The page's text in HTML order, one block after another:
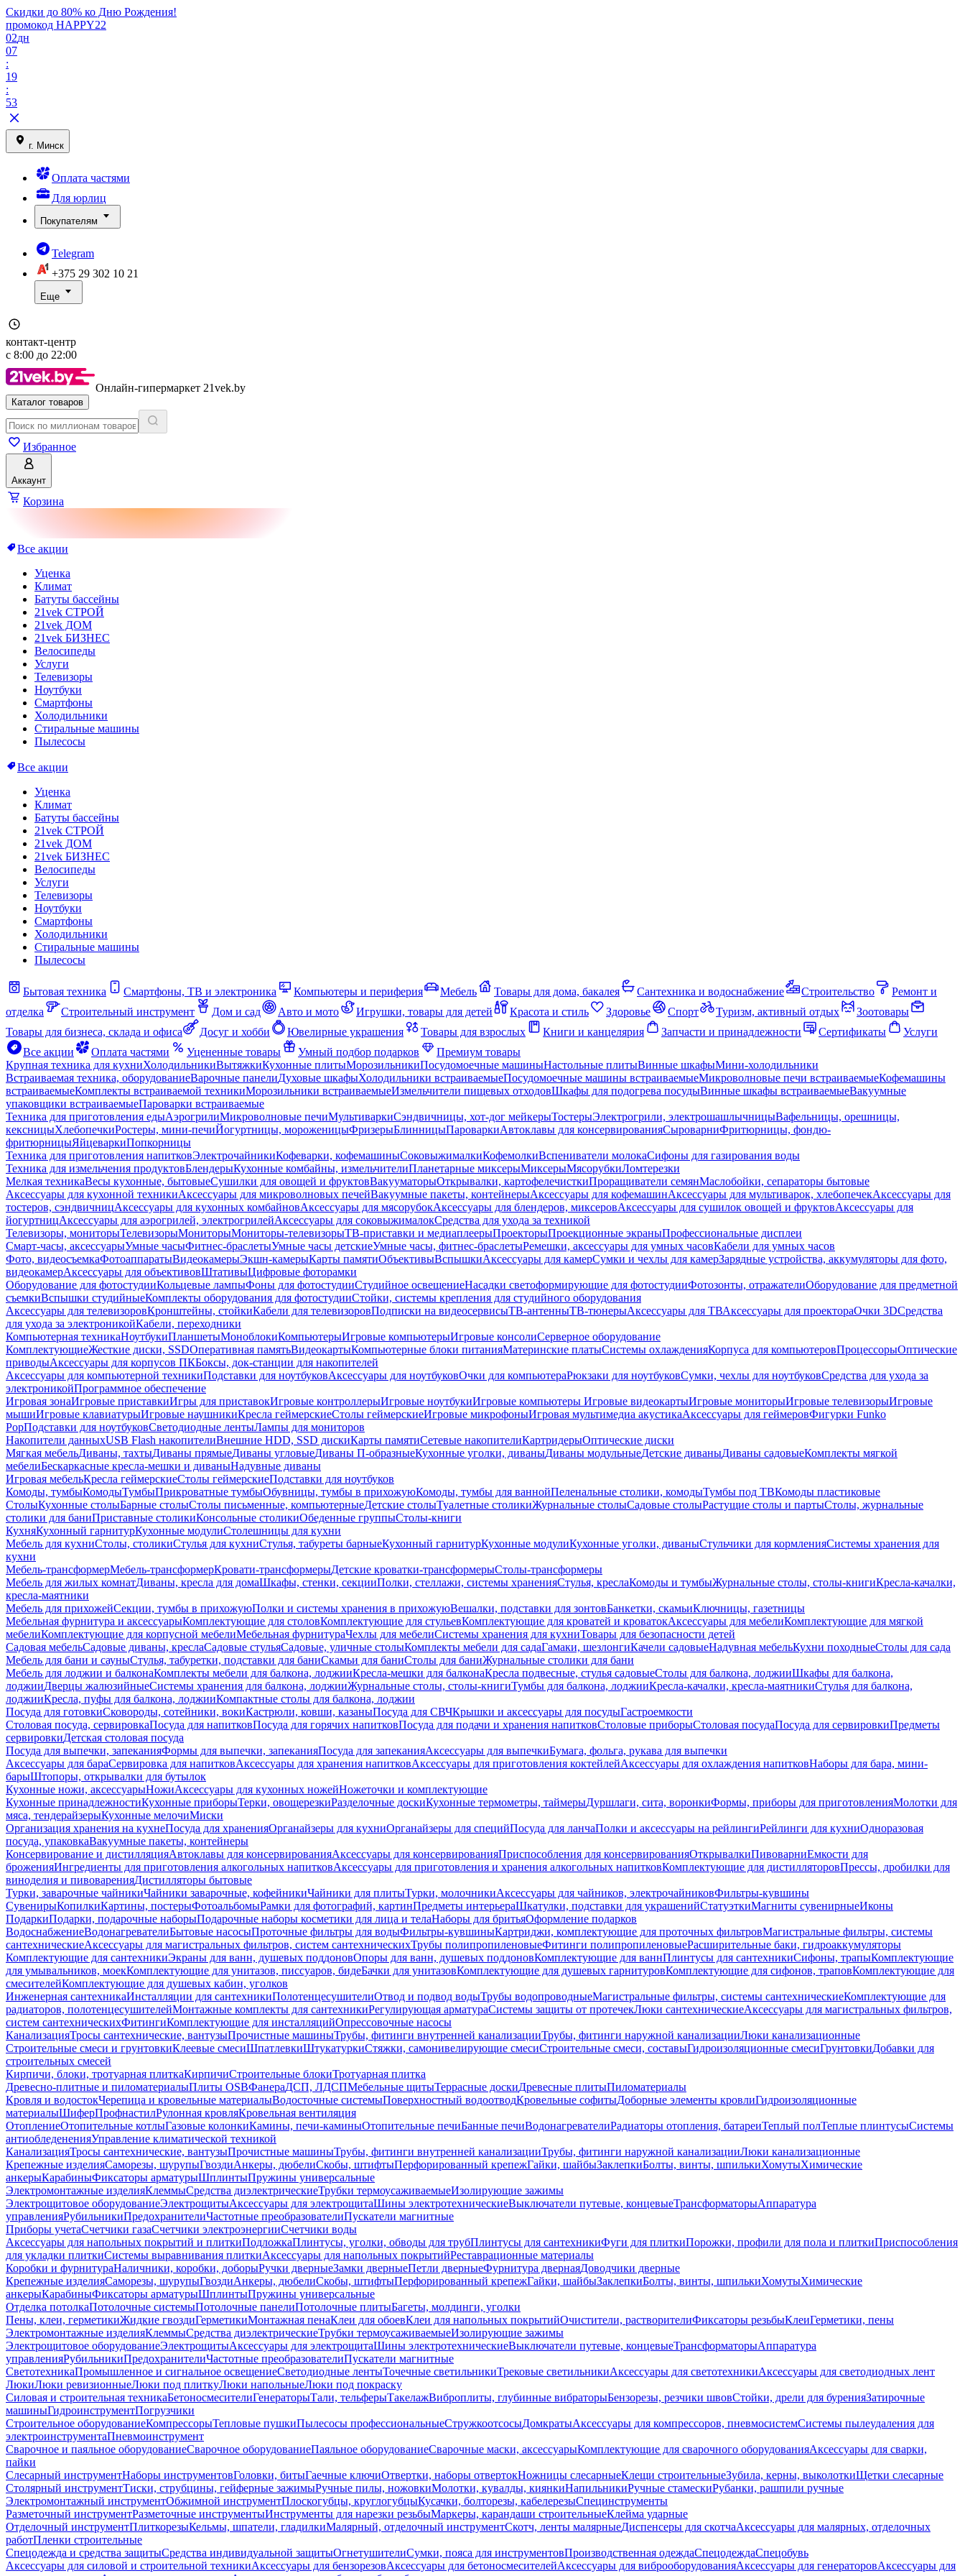
Скидки до 80% ко Дню Рождения!
промокод HAPPY22
02дн
07
:
19
:
53
г. Минск
Оплата частями
Для юрлиц
Покупателям
Telegram
+375 29 302 10 21
Еще
контакт-центр
с 8:00 до 22:00
Онлайн-гипермаркет 21vek.by
Каталог товаров
Избранное
Аккаунт
Корзина
Все акции
Уценка
Климат
Батуты бассейны
21vek СТРОЙ
21vek ДОМ
21vek БИЗНЕС
Велосипеды
Услуги
Телевизоры
Ноутбуки
Смартфоны
Холодильники
Стиральные машины
Пылесосы
Все акции
Уценка
Климат
Батуты бассейны
21vek СТРОЙ
21vek ДОМ
21vek БИЗНЕС
Велосипеды
Услуги
Телевизоры
Ноутбуки
Смартфоны
Холодильники
Стиральные машины
Пылесосы
Бытовая техника Смартфоны, ТВ и электроника Компьютеры и периферия Мебель Товары для дома, бакалея Сантехника и водоснабжение Строительство
Ремонт и
отделка
Строительный инструмент Дом и сад Авто и мото Игрушки, товары для детей Красота и стиль Здоровье Спорт Туризм, активный отдых
Зоотовары
Товары для бизнеса, склада и офиса
Досуг и хобби Ювелирные украшения Товары для взрослых Книги и канцелярия Запчасти и принадлежности Сертификаты
Услуги
Все акции
Оплата частями Уцененные товары Умный подбор подарков
Премиум товары
Крупная техника для кухниХолодильникиВытяжкиКухонные плитыМорозильникиПосудомоечные машиныНастольные плитыВинные шкафыМини-холодильники
Встраиваемая техника, оборудованиеВарочные панелиДуховые шкафыХолодильники встраиваемыеПосудомоечные машины встраиваемыеМикроволновые печи встраиваемыеКофемашины
встраиваемыеКомплекты встраиваемой техникиМорозильники встраиваемыеИзмельчители пищевых отходовШкафы для подогрева посудыВинные шкафы встраиваемыеВакуумные
упаковщики встраиваемыеПароварки встраиваемые
Техника для приготовления едыАэрогрилиМикроволновые печиМультиваркиСэндвичницы, хот-дог мейкерыТостерыЭлектрогрили, электрошашлычницыВафельницы, орешницы,
кексницыХлебопечкиРостеры, мини-печиЙогуртницы, мороженицыФризерыБлинницыПароваркиАвтоклавы для консервированияСыроварниФритюрницы, фондю-
фритюрницыЯйцеваркиПопкорницы
Техника для приготовления напитковЭлектрочайникиКофеварки, кофемашиныСоковыжималкиКофемолкиВспениватели молокаСифоны для газирования воды
Техника для измельчения продуктовБлендерыКухонные комбайны, измельчителиПланетарные миксерыМиксерыМясорубкиЛомтерезки
Мелкая техникаВесы кухонные, бытовыеСушилки для овощей и фруктовВакууматорыОткрывалки, картофелечисткиПроращиватели семянМаслобойки, сепараторы бытовые
Аксессуары для кухонной техникиАксессуары для микроволновых печейВакуумные пакеты, контейнерыАксессуары для кофемашинАксессуары для мультиварок, хлебопечекАксессуары для
тостеров, сэндвичницАксессуары для кухонных комбайновАксессуары для мясорубокАксессуары для блендеров, миксеровАксессуары для сушилок овощей и фруктовАксессуары для
йогуртницАксессуары для аэрогрилей, электрогрилейАксессуары для соковыжималокСредства для ухода за техникой
Телевизоры, мониторыТелевизорыМониторыМониторы-телевизорыТВ-приставки и медиаплеерыПроекторыПроекционные экраныПрофессиональные дисплеи
Смарт-часы, аксессуарыУмные часыФитнес-браслетыУмные часы детскиеУмные часы, фитнес-браслетыРемешки, аксессуары для умных часовКабели для умных часов
Фото, видеосъемкаФотоаппаратыВидеокамерыЭкшн-камерыКарты памятиОбъективыВспышкиАксессуары для камерСумки и чехлы для камерЗарядные устройства, аккумуляторы для фото,
видеокамерАксессуары для объективовШтативыЦифровые фоторамки
Оборудование для фотостудииКольцевые лампыФоны для фотостудииСтудийное освещениеНасадки светоформирующие для фотостудииФотозонты, отражателиОборудование для предметной
съемкиВспышки студийныеКомплекты оборудования для фотостудииСтойки, системы крепления для студийного оборудования
Аксессуары для телевизоровКронштейны, стойкиКабели для телевизоровПодписки на видеосервисыТВ-антенныТВ-тюнерыАксессуары для ТВАксессуары для проектораОчки 3DСредства
для ухода за электроникойКабели, переходники
Компьютерная техникаНоутбукиПланшетыМоноблокиКомпьютерыИгровые компьютерыИгровые консолиСерверное оборудование
КомплектующиеЖесткие диски, SSDОперативная памятьВидеокартыКомпьютерные блоки питанияМатеринские платыСистемы охлажденияКорпуса для компьютеровПроцессорыОптические
приводыАксессуары для корпусов ПКБоксы, док-станции для накопителей
Аксессуары для компьютерной техникиПодставки для ноутбуковАксессуары для ноутбуковОчки для компьютераРюкзаки для ноутбуковСумки, чехлы для ноутбуковСредства для ухода за
электроникойПрограммное обеспечение
Игровая зонаИгровые приставкиИгры для приставокИгровые контроллерыИгровые ноутбукиИгровые компьютеры Игровые видеокартыИгровые мониторыИгровые телевизорыИгровые
мышиИгровые клавиатурыИгровые наушникиКресла геймерскиеСтолы геймерскиеИгровые микрофоныИгровая мультимедиа акустикаАксессуары для геймеровФигурки Funko
PopПодставки для ноутбуковСветодиодные лентыЛампы для мониторов
Накопители данныхUSB Flash накопителиВнешние HDD, SSD дискиКарты памятиСетевые накопителиКартридерыОптические диски
Мягкая мебельДиваны, тахтыДиваны прямыеДиваны угловыеДиваны П-образныеКухонные уголки, диваныДиваны модульныеДетские диваныДиваны садовыеКомплекты мягкой
мебелиБескаркасные кресла-мешки и диваныНадувные диваны
Игровая мебельКресла геймерскиеСтолы геймерскиеПодставки для ноутбуков
Комоды, тумбыКомодыТумбыПрикроватные тумбыОбувницы, тумбы в прихожуюКомоды, тумбы для ваннойПеленальные столики, комодыТумбы под ТВКомоды пластиковые
СтолыКухонные столыБарные столыСтолы письменные, компьютерныеДетские столыТуалетные столикиЖурнальные столыСадовые столыРастущие столы и партыСтолы, журнальные
столики для баниПриставные столикиКонсольные столикиОбеденные группыСтолы-книги
КухняКухонный гарнитурКухонные модулиСтолешницы для кухни
Мебель для кухниСтолы, столикиСтулья для кухниСтулья, табуреты барныеКухонный гарнитурКухонные модулиКухонные уголки, диваныСтульчики для кормленияСистемы хранения для
кухни
Мебель-трансформерМебель-трансформерКровати-трансформерыДетские кроватки-трансформерыСтолы-трансформеры
Мебель для жилых комнатДиваны, кресла для домаШкафы, стенки, секцииПолки, стеллажи, системы храненияСтулья, креслаКомоды и тумбыЖурнальные столы, столы-книгиКресла-качалки,
кресла-маятники
Мебель для прихожейСекции, тумбы в прихожуюПолки и системы хранения в прихожуюВешалки, подставки для зонтовБанкетки, скамьиКлючницы, газетницы
Мебельная фурнитура и аксессуарыКомплектующие для столовКомплектующие для стульевКомплектующие для кроватей и кроватокАксессуары для мебелиКомплектующие для мягкой
мебелиКомплектующие для корпусной мебелиМебельная фурнитураЧехлы для мебелиСистемы хранения для кухниТовары для безопасности детей
Садовая мебельСадовые диваны, креслаСадовые стульяСадовые, уличные столыКомплекты мебели для садаГамаки, шезлонгиКачели садовыеНадувная мебельКухни походныеСтолы для сада
Мебель для бани и сауныСтулья, табуретки, подставки для баниСкамьи для баниСтолы для баниЖурнальные столики для бани
Мебель для лоджии и балконаКомплекты мебели для балкона, лоджииКресла-мешки для балконаКресла подвесные, стулья садовыеСтолы для балкона, лоджииШкафы для балкона,
лоджииДверцы жалюзийныеСистемы хранения для балкона, лоджииЖурнальные столы, столы-книгиТумбы для балкона, лоджииКресла-качалки, кресла-маятникиСтулья для балкона,
лоджииКресла, пуфы для балкона, лоджииКомпактные столы для балкона, лоджии
Посуда для готовкиСковороды, сотейники, вокиКастрюли, ковши, казаныПосуда для СВЧКрышки и аксессуары для посудыГастроемкости
Столовая посуда, сервировкаПосуда для напитковПосуда для горячих напитковПосуда для подачи и хранения напитковСтоловые приборыСтоловая посудаПосуда для сервировкиПредметы
сервировкиДетская столовая посуда
Посуда для выпечки, запеканияФормы для выпечки, запеканияПосуда для запеканияАксессуары для выпечкиБумага, фольга, рукава для выпечки
Аксессуары для бараСервировка для напитковАксессуары для хранения напитковАксессуары для приготовления коктейлейАксессуары для охлаждения напитковНаборы для бара, мини-
барыШтопоры, открывалки для бутылок
Кухонные ножи, аксессуарыНожиАксессуары для кухонных ножейНожеточки и комплектующие
Кухонные принадлежностиКухонные приборыТерки, овощерезкиРазделочные доскиКухонные термометры, таймерыДуршлаги, сита, воронкиФормы, приборы для приготовленияМолотки для
мяса, тендерайзерыКухонные мелочиМиски
Организация хранения на кухнеПосуда для храненияОрганайзеры для кухниОрганайзеры для специйПосуда для ланчаПолки и аксессуары на рейлингиРейлинги для кухниОдноразовая
посуда, упаковкаВакуумные пакеты, контейнеры
Консервирование и дистилляцияАвтоклавы для консервированияАксессуары для консервированияПриспособления для консервированияОткрывалкиПивоварниЕмкости для
броженияИнгредиенты для приготовления алкогольных напитковАксессуары для приготовления и хранения алкогольных напитковКомплектующие для дистилляторовПрессы, дробилки для
виноделия и пивоваренияДистилляторы бытовые
Турки, заварочные чайникиЧайники заварочные, кофейникиЧайники для плитыТурки, молочникиАксессуары для чайников, электрочайниковФильтры-кувшины
СувенирыКопилкиКартины, постерыФотоальбомыРамки для фотографий, картинПредметы интерьераШкатулки, подставки для украшенийСтатуэткиМагниты сувенирныеИконы
ПодаркиПодарки, подарочные наборыПодарочные наборы косметики для лица и телаНаборы для бритьяОформление подарков
ВодоснабжениеВодонагревателиБытовые насосыПроточные фильтры для водыФильтры-кувшиныКартриджи, комплектующие для проточных фильтровМагистральные фильтры, системы
сантехническиеАксессуары для магистральных фильтров, систем сантехническихТрубы полипропиленовыеФитинги полипропиленовыеРасширительные баки, гидроаккумуляторы
Комплектующие для сантехникиЭкраны для ванн, душевых поддоновОпоры для ванн, душевых поддоновКомплектующие для ваннПлинтусы для сантехникиСифоны, трапыКомплектующие
для умывальников, моекКомплектующие для унитазов, писсуаров, бидеБачки для унитазовКомплектующие для душевых гарнитуровКомплектующие для сифонов, траповКомплектующие для
смесителейКомплектующие для душевых кабин, уголков
Инженерная сантехникаИнсталляции для сантехникиПолотенцесушителиОтвод и подвод водыТрубы водопроводныеМагистральные фильтры, системы сантехническиеКомплектующие для
радиаторов, полотенцесушителейМонтажные комплекты для сантехникиРегулирующая арматураСистемы защиты от протечекЛюки сантехническиеАксессуары для магистральных фильтров,
систем сантехническихФитингиКомплектующие для инсталляцийОпрессовочные насосы
КанализацияТросы сантехнические, вантузыПрочистные машиныТрубы, фитинги внутренней канализацииТрубы, фитинги наружной канализацииЛюки канализационные
Строительные смеси и грунтовкиКлеевые смесиШпатлевкиШтукатуркиСтяжки, самонивелирующие смесиСтроительные смеси, составыГидроизоляционные смесиГрунтовкиДобавки для
строительных смесей
Кирпичи, блоки, тротуарная плиткаКирпичиСтроительные блокиТротуарная плитка
Древесно-плитные и пиломатериалыПлиты OSBФанераДСП, ЛДСПМебельные щитыТеррасные доскиДревесные плитыПиломатериалы
Кровля и водостокЧерепица и кровельные материалыВодосточные системыПоверхностный водоотводКровельные софитыДоборные элементы кровлиГидроизоляционные
материалыШиферПрофнастилРулонная кровляКровельная вентиляция
ОтоплениеОтопительные котлыГазовые колонкиКамины, печи-каминыОтопительные печиБанные печиВодонагревателиРадиаторы отопления, батареиТеплый полТеплые плинтусыСистемы
антиобледененияУправление климатической техникой
КанализацияТросы сантехнические, вантузыПрочистные машиныТрубы, фитинги внутренней канализацииТрубы, фитинги наружной канализацииЛюки канализационные
Крепежные изделияСаморезы, шурупыГвоздиАнкеры, дюбелиСкобы, штифтыПерфорированный крепежГайки, шайбыЗаклепкиБолты, винты, шпилькиХомутыХимические
анкерыКарабиныФиксаторы арматурыШплинтыПружины универсальные
Электромонтажные изделияКлеммыСредства диэлектрическиеТрубки термоусаживаемыеИзолирующие зажимы
Электрощитовое оборудованиеЭлектрощитыАксессуары для электрощитаШины электротехническиеВыключатели путевые, концевыеТрансформаторыАппаратура
управленияРубильникиПредохранителиЧастотные преобразователиПускатели магнитные
Приборы учетаСчетчики газаСчетчики электроэнергииСчетчики воды
Аксессуары для напольных покрытий и плиткиПодложкаПлинтусы, уголки, обводы для трубПлинтусы для сантехникиФуги для плиткиПорожки, профили для пола и плиткиПриспособления
для укладки плиткиСистемы выравнивания плиткиАксессуары для напольных покрытийРеставрационные материалы
Коробки и фурнитураНаличники, коробки, доборыРучки дверныеЗамки дверныеПетли дверныеФурнитура двернаяДоводчики дверные
Крепежные изделияСаморезы, шурупыГвоздиАнкеры, дюбелиСкобы, штифтыПерфорированный крепежГайки, шайбыЗаклепкиБолты, винты, шпилькиХомутыХимические
анкерыКарабиныФиксаторы арматурыШплинтыПружины универсальные
Отделка потолкаПотолочные системыПотолочные панелиПотолочные плитыБагеты, молдинги, уголки
Пены, клеи, герметикиЖидкие гвоздиГерметикиМонтажная пенаКлеи для обоевКлеи для напольных покрытийОчистители, растворителиФиксаторы резьбыКлеиГерметики, пены
Электромонтажные изделияКлеммыСредства диэлектрическиеТрубки термоусаживаемыеИзолирующие зажимы
Электрощитовое оборудованиеЭлектрощитыАксессуары для электрощитаШины электротехническиеВыключатели путевые, концевыеТрансформаторыАппаратура
управленияРубильникиПредохранителиЧастотные преобразователиПускатели магнитные
СветотехникаПромышленное и сигнальное освещениеСветодиодные лентыТочечные светильникиТрековые светильникиАксессуары для светотехникиАксессуары для светодиодных лент
ЛюкиЛюки ревизионныеЛюки под плиткуЛюки напольныеЛюки под покраску
Силовая и строительная техникаБетоносмесителиГенераторыТали, тельферыТакелажВиброплиты, глубинные вибраторыБензорезы, резчики швовСтойки, дрели для буренияЗатирочные
машиныГидроинструментПогрузчики
Строительное оборудованиеКомпрессорыТепловые пушкиПылесосы профессиональныеСтружкоотсосыДомкратыАксессуары для компрессоров, пневмосистемСистемы пылеудаления для
электроинструментаПневмоинструмент
Сварочное и паяльное оборудованиеСварочное оборудованиеПаяльное оборудованиеСварочные маски, аксессуарыКомплектующие для сварочного оборудованияАксессуары для сварки,
пайки
Слесарный инструментНаборы инструментовГоловки, битыГаечные ключиОтвертки, наборы отвертокНожницы слесарныеКлещи строительныеЗубила, керны, выколоткиЩетки слесарные
Столярный инструментТиски, струбцины, гейферные зажимыРучные пилы, ножовкиМолотки, кувалды, киянкиНапильникиРучные стамескиРубанки, рашпили ручные
Электромонтажный инструментОбжимной инструментПлоскогубцы, круглогубцыКусачки, болторезы, кабелерезыСпецинструменты
Разметочный инструментРазметочные инструментыИнструменты для нарезки резьбыМаркеры, карандаши строительныеКлейма ударные
Отделочный инструментПлиткорезыКельмы, шпатели, гладилкиМалярный, отделочный инструментСкотч, ленты малярныеДиспенсеры для скотчаАксессуары для малярных, отделочных
работПленки строительные
Спецодежда и средства защитыСредства индивидуальной защитыОгнетушителиСумки, пояса для инструментовПроизводственная одеждаСпецодеждаСпецобувь
Аксессуары для силовой и строительной техникиАксессуары для бензорезовАксессуары для бетоносмесителейАксессуары для виброоборудованияАксессуары для генераторовАксессуары для